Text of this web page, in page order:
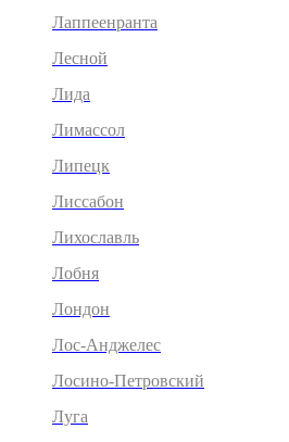
Лаппеенранта
Лесной
Лида
Лимассол
Липецк
Лиссабон
Лихославль
Лобня
Лондон
Лос-Анджелес
Лосино-Петровский
Луга